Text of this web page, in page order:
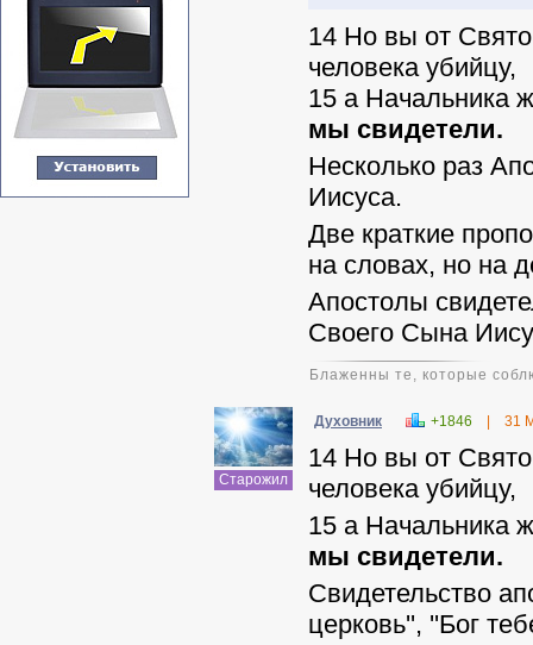
14 Но вы от
человека убийцу,
15 а Начальника
мы свидетели.
Несколько раз
Иисуса.
Две краткие
на словах, но на
Апостолы
Своего Сына
Блаженны те, которые
Старожил
Духовник +1846 31
14 Но вы от
человека убийцу,
15 а Начальника
мы свидетели.
Свидетельство
церковь'', ''Бог